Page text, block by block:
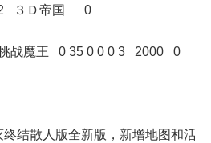
３Ｄ帝国 0
战魔王 0 35 0 0 0 3 2000 0
结散人版全新版，新增地图和活